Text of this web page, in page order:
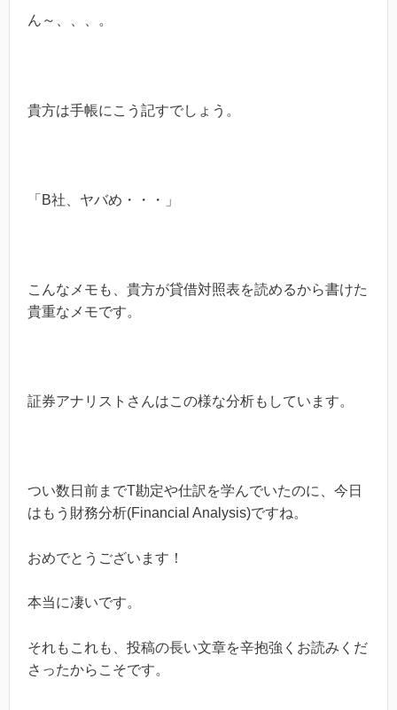
ん～、、、。
貴方は手帳にこう記すでしょう。
「 B社、ヤバめ・・・」
こんなメモも、貴方が貸借対照表を読めるから書けた
貴重なメモです。
証券アナリストさんはこの様な分析もしています。
つい数日前までT勘定や仕訳を学んでいたのに、今日
はもう財務分析(Financial Analysis)ですね。
おめでとうございます！
本当に凄いです。
それもこれも、投稿の長い文章を辛抱強くお読みくだ
さったからこそです。